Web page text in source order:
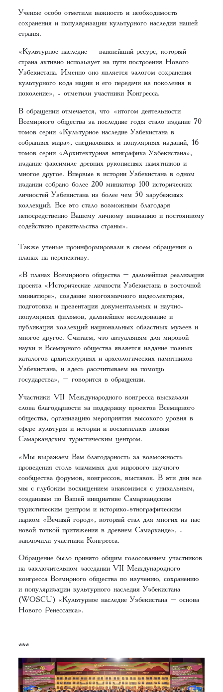
Ученые особо отметили важность и необходимость
сохранения и популяризации культурного наследия нашей
страны.
«Культурное наследие – важнейший ресурс, который
страна активно использует на пути построения Нового
Узбекистана. Именно оно является залогом сохранения
культурного кода нации и его передачи из поколения в
поколение», - отметили участники Конгресса.
В обращении отмечается, что «итогом деятельности
Всемирного общества за последние годы стало издание 70
томов серии «Культурное наследие Узбекистана в
собраниях мира», специальных и популярных изданий, 16
томов серии «Архитектурная эпиграфика Узбекистана»,
издание факсимиле древних рукописных памятников и
многое другое. Впервые в истории Узбекистана в одном
издании собрано более 200 миниатюр 100 исторических
личностей Узбекистана из более чем 50 зарубежных
коллекций. Все это стало возможным благодаря
непосредственно Вашему личному вниманию и постоянному
содействию правительства страны».
Также ученые проинформировали в своем обращении о
планах на перспективу.
«В планах Всемирного общества – дальнейшая реализация
проекта «Исторические личности Узбекистана в восточной
миниатюре», создание многоязычного видеолектория,
подготовка и презентация документальных и научно-
популярных фильмов, дальнейшее исследование и
публикация коллекций национальных областных музеев и
многое другое. Считаем, что актуальным для мировой
науки и Всемирного общества является издание полных
каталогов архитектурных и археологических памятников
Узбекистана, и здесь рассчитываем на помощь
государства», – говорится в обращении.
Участники VII Международного конгресса высказали
слова благодарности за поддержку проектов Всемирного
общества, организацию мероприятия высокого уровня в
сфере культуры и истории и восхитились новым
Самаркандским туристическим центром.
«Мы выражаем Вам благодарность за возможность
проведения столь значимых для мирового научного
сообщества форумов, конгрессов, выставок. В эти дни все
мы с глубоким восхищением знакомимся с уникальным,
созданным по Вашей инициативе Самаркандским
туристическим центром и историко-этнографическим
парком «Вечный город», который стал для многих из нас
новой точкой притяжения в древнем Самарканде», -
заключили участники Конгресса.
Обращение было принято общим голосованием участников
на заключительном заседании VII Международного
конгресса Всемирного общества по изучению, сохранению
и популяризации культурного наследия Узбекистана
(WOSCU) «Культурное наследие Узбекистана – основа
Нового Ренессанса».
***